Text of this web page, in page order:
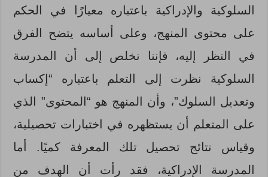
السلوكية والإدراكية باعتباره معيارًا في الحكم
على محتوى المنهج، وعلى أساسه يتضح الفرق
في النظر إليه، فإننا نخلص إلى أن المدرسة
السلوكية نظرت إلى التعلم باعتباره “إكساب
وتعديل السلوك”، وأن المنهج هو “المحتوى” الذي
على المتعلم أن يستظهره في اختبارات تحصيلية،
وقياس نتائج تحصيل تلك المعرفة كميًا. أما
المدرسة الإدراكية، فقد رأت أن الهدف من